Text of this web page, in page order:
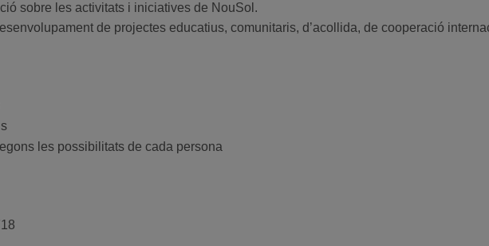
sobre les activitats i iniciatives de NouSol.
de projectes educatius, comunitaris, d’acollida, de cooperació
les possibilitats de cada persona